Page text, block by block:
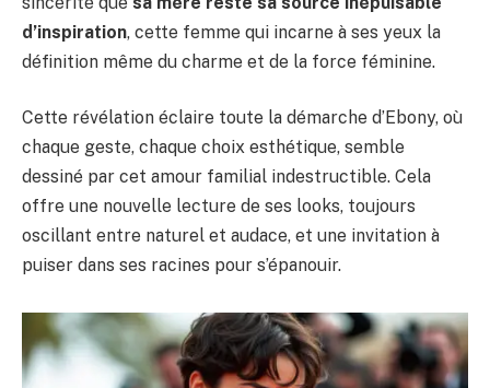
d’inspiration, cette femme qui incarne à ses yeux la
définition même du charme et de la force féminine.
Cette révélation éclaire toute la démarche d’Ebony, où
chaque geste, chaque choix esthétique, semble
dessiné par cet amour familial indestructible. Cela
offre une nouvelle lecture de ses looks, toujours
oscillant entre naturel et audace, et une invitation à
puiser dans ses racines pour s’épanouir.